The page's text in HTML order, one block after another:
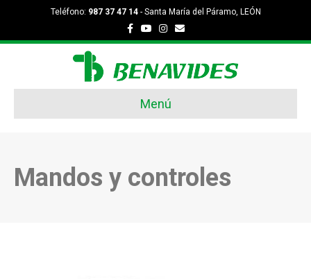
Teléfono: 987 37 47 14- Santa María del Páramo, LEÓN
FacebookYoutubeInstagram
Email
Menú
Mandos y controles